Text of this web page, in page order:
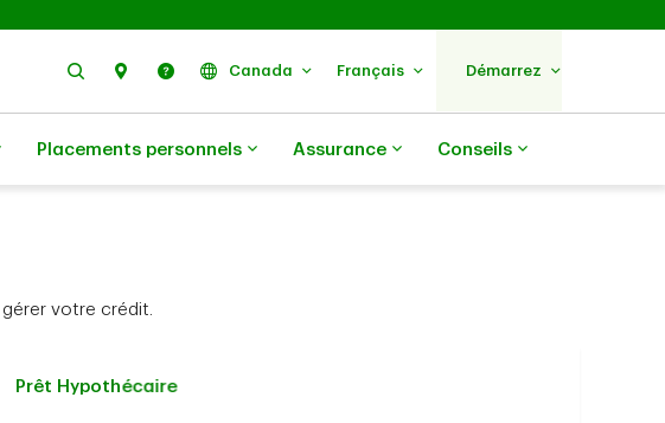
RechercherNous trouver
Aide Canada Français Démarrez
Placements personnels Assurance Conseils
votre crédit.
Prêt Hypothécaire